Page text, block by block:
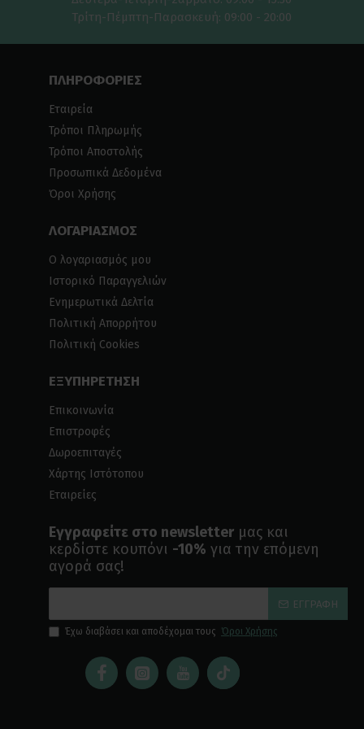
Τρίτη-Πέμπτη-Παρασκευή: 09:00 - 20:00
ΠΛΗΡΟΦΟΡΙΕΣ
Εταιρεία
Τρόποι Πληρωμής
Τρόποι Αποστολής
Προσωπικά Δεδομένα
Όροι Χρήσης
ΛΟΓΑΡΙΑΣΜΟΣ
Ο λογαριασμός μου
Ιστορικό Παραγγελιών
Ενημερωτικά Δελτία
Πολιτική Απορρήτου
Πολιτική Cookies
ΕΞΥΠΗΡΕΤΗΣΗ
Επικοινωνία
Επιστροφές
Δωροεπιταγές
Χάρτης Ιστότοπου
Εταιρείες
Εγγραφείτε στο newsletter μας και
κερδίστε κουπόνι -10% για την επόμενη
αγορά σας!
ΕΓΓΡΑΦΉ
Έχω διαβάσει και αποδέχομαι τους Όροι Χρήσης